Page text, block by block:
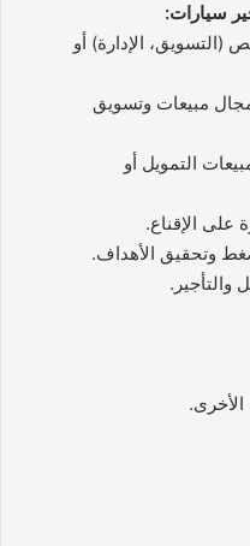
الإدارة) أو
1 سنة في مجال مبيعات وتسويق
1 سنة في مبيعات التمويل أو
على الإقناع.
وتحقيق الأهداف.
والتأجير.